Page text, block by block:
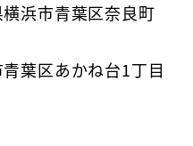
浜市青葉区奈良町
葉区あかね台1丁目